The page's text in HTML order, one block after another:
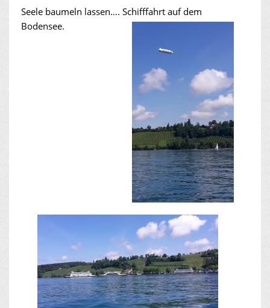
Seele baumeln lassen…. Schifffahrt auf dem
Bodensee.